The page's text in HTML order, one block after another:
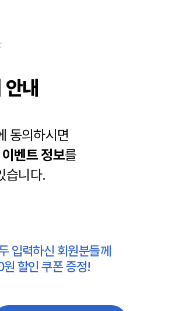
내
동의하시면
이벤트 정보를
습니다.
입력하신 회원분들께
할인 쿠폰 증정!